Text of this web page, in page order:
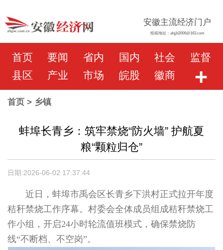
安徽主流经济门户
投稿地址：ahjjb2006@163.com
首页 要闻 省内 国内 社会
监督
县区
产业 市场 皖股 徽商 +
首页> 乡镇
蚌埠长青乡：筑牢禁烧“防火墙” 护航夏
粮“颗粒归仓”
日期:2026-06-02 17:37:44
近日，蚌埠市禹会区长青乡下洪村正式拉开年度
秸秆禁烧工作序幕。村委会全体成员组成秸秆禁烧工
作小组，开启24小时轮流值班模式，确保禁烧防
线“不断档、不空岗”。